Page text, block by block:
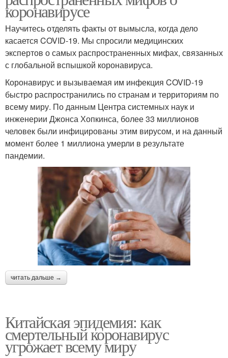
коронавирусе
Научитесь отделять факты от вымысла, когда дело
касается COVID-19. Мы спросили медицинских
экспертов о самых распространенных мифах, связанных
с глобальной вспышкой коронавируса.
Коронавирус и вызываемая им инфекция COVID-19
быстро распространились по странам и территориям по
всему миру. По данным Центра системных наук и
инженерии Джонса Хопкинса, более 33 миллионов
человек были инфицированы этим вирусом, и на данный
момент более 1 миллиона умерли в результате
пандемии.
читать дальше →
Китайская эпидемия: как
смертельный коронавирус
угрожает всему миру